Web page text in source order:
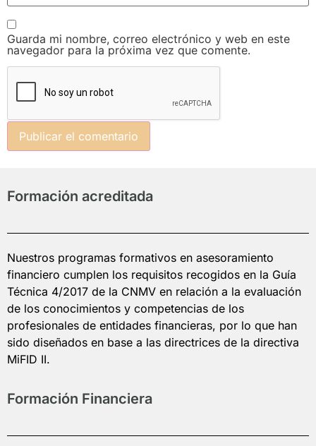
Guarda mi nombre, correo electrónico y web en este
navegador para la próxima vez que comente.
Formación acreditada
Nuestros programas formativos en asesoramiento
financiero cumplen los requisitos recogidos en la Guía
Técnica 4/2017 de la CNMV en relación a la evaluación
de los conocimientos y competencias de los
profesionales de entidades financieras, por lo que han
sido diseñados en base a las directrices de la directiva
MiFID II.
Formación Financiera